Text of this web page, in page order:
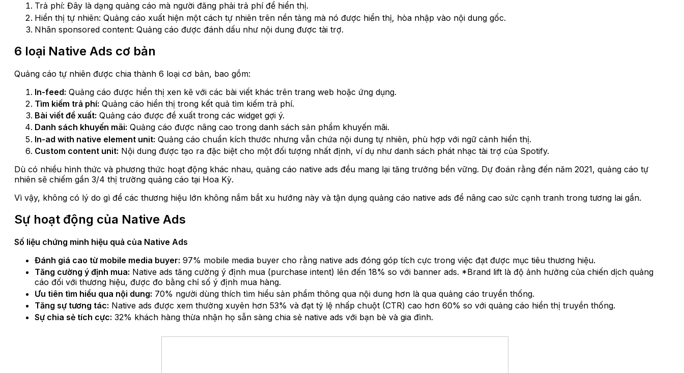
Trả phí: Đây là dạng quảng cáo mà người đăng phải trả phí để hiển thị.
Hiển thị tự nhiên: Quảng cáo xuất hiện một cách tự nhiên trên nền tảng mà nó được hiển thị, hòa nhập vào nội dung gốc.
Nhãn sponsored content: Quảng cáo được đánh dấu như nội dung được tài trợ.
6 loại Native Ads cơ bản
Quảng cáo tự nhiên được chia thành 6 loại cơ bản, bao gồm:
In-feed: Quảng cáo được hiển thị xen kẽ với các bài viết khác trên trang web hoặc ứng dụng.
Tìm kiếm trả phí: Quảng cáo hiển thị trong kết quả tìm kiếm trả phí.
Bài viết đề xuất: Quảng cáo được đề xuất trong các widget gợi ý.
Danh sách khuyến mãi: Quảng cáo được nâng cao trong danh sách sản phẩm khuyến mãi.
In-ad with native element unit: Quảng cáo chuẩn kích thước nhưng vẫn chứa nội dung tự nhiên, phù hợp với ngữ cảnh hiển thị.
Custom content unit: Nội dung được tạo ra đặc biệt cho một đối tượng nhất định, ví dụ như danh sách phát nhạc tài trợ của Spotify.
Dù có nhiều hình thức và phương thức hoạt động khác nhau, quảng cáo native ads đều mang lại tăng trưởng bền vững. Dự đoán rằng đến năm 2021, quảng cáo tự
nhiên sẽ chiếm gần 3/4 thị trường quảng cáo tại Hoa Kỳ.
Vì vậy, không có lý do gì để các thương hiệu lớn không nắm bắt xu hướng này và tận dụng quảng cáo native ads để nâng cao sức cạnh tranh trong tương lai gần.
Sự hoạt động của Native Ads
Số liệu chứng minh hiệu quả của Native Ads
Đánh giá cao từ mobile media buyer: 97% mobile media buyer cho rằng native ads đóng góp tích cực trong việc đạt được mục tiêu thương hiệu.
Tăng cường ý định mua: Native ads tăng cường ý định mua (purchase intent) lên đến 18% so với banner ads. *Brand lift là độ ảnh hưởng của chiến dịch quảng
cáo đối với thương hiệu, được đo bằng chỉ số ý định mua hàng.
Ưu tiên tìm hiểu qua nội dung: 70% người dùng thích tìm hiểu sản phẩm thông qua nội dung hơn là qua quảng cáo truyền thống.
Tăng sự tương tác: Native ads được xem thường xuyên hơn 53% và đạt tỷ lệ nhấp chuột (CTR) cao hơn 60% so với quảng cáo hiển thị truyền thống.
Sự chia sẻ tích cực: 32% khách hàng thừa nhận họ sẵn sàng chia sẻ native ads với bạn bè và gia đình.